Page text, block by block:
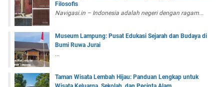
Filosofis
Navigasi.in – Indonesia adalah negeri dengan ragam...
Museum Lampung: Pusat Edukasi Sejarah dan Budaya di
Bumi Ruwa Jurai
...
Taman Wisata Lembah Hijau: Panduan Lengkap untuk